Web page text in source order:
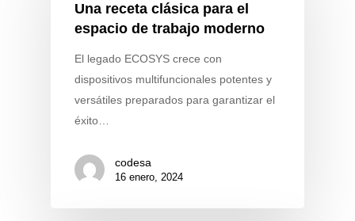
Una receta clásica para el
espacio de trabajo moderno
El legado ECOSYS crece con
dispositivos multifuncionales potentes y
versátiles preparados para garantizar el
éxito…
codesa
16 enero, 2024